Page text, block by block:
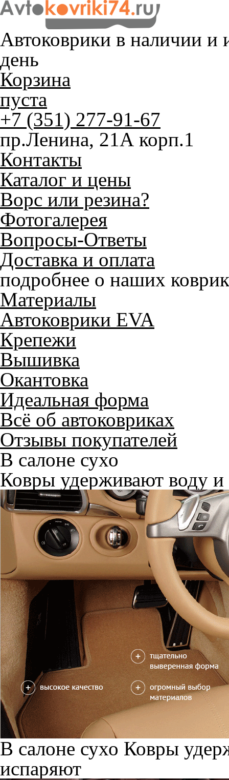
Автоковрики в наличии и
день
Корзина
пуста
+7 (351) 277-91-67
пр.Ленина, 21А корп.1
Контакты
Каталог и цены
Ворс или резина?
Фотогалерея
Вопросы-Ответы
Доставка и оплата
подробнее о наших
Материалы
Автоковрики EVA
Крепежи
Вышивка
Окантовка
Идеальная форма
Всё об автоковриках
Отзывы покупателей
В салоне сухо
Ковры удерживают воду и
В салоне сухо Ковры
испаряют